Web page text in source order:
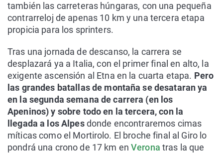
también las carreteras húngaras, con una pequeña
contrarreloj de apenas 10 km y una tercera etapa
propicia para los sprinters.
Tras una jornada de descanso, la carrera se
desplazará ya a Italia, con el primer final en alto, la
exigente ascensión al Etna en la cuarta etapa. Pero
las grandes batallas de montaña se desataran ya
en la segunda semana de carrera (en los
Apeninos) y sobre todo en la tercera, con la
llegada a los Alpesdonde encontraremos cimas
míticas como el Mortirolo. El broche final al Giro lo
pondrá una crono de 17 km enVeronatras la que